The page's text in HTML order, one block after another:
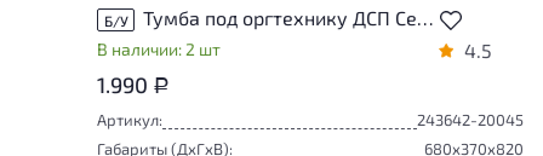
Б/У Тумба под оргтехнику ДСП Серый Россия
В наличии: 2 шт 4.5
1.990 Р
Артикул:
243642-20045
Габариты (ДxГxВ):
680x370x820